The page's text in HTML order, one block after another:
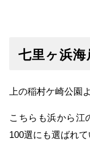
七里ヶ浜海
上の稲村ケ崎公園
こちらも浜から江
100選にも選ばれて